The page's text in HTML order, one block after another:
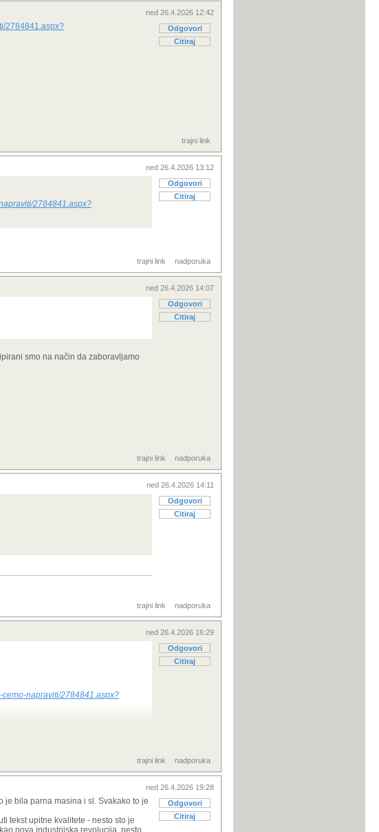
ned 26.4.2026 12:42
Odgovori
Citiraj
2784841.aspx?
trajni link
ned 26.4.2026 13:12
Odgovori
Citiraj
2784841.aspx?
trajni link nadporuka
ned 26.4.2026 14:07
Odgovori
Citiraj
smo na način da zaboravljamo
trajni link nadporuka
ned 26.4.2026 14:11
Odgovori
Citiraj
trajni link nadporuka
ned 26.4.2026 16:29
Odgovori
Citiraj
napraviti/2784841.aspx?
trajni link nadporuka
ned 26.4.2026 19:28
Odgovori
Citiraj
je bila parna masina i sl. Svakako to je
tekst upitne kvalitete - nesto sto je
nova industrijska revolucija, nesto